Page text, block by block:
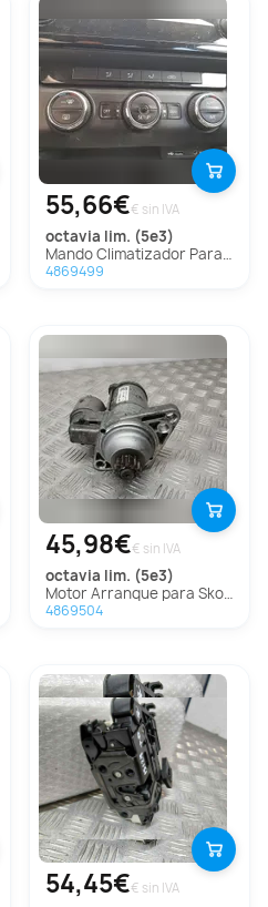
55,66€€ sin IVA
octavia lim. (5e3)
Mando Climatizador Para Skoda Octavia Lim.
4869499
45,98€€ sin IVA
octavia lim. (5e3)
Motor Arranque para Skoda Octavia Lim. (5E3)
4869504
54,45€€ sin IVA